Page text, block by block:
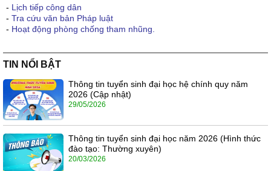
- Lịch tiếp công dân
- Tra cứu văn bản Pháp luật
- Hoạt động phòng chống tham nhũng.
TIN NỔI BẬT
Thông tin tuyển sinh đại học hệ chính quy năm
2026 (Cập nhật)
29/05/2026
Thông tin tuyển sinh đại học năm 2026 (Hình thức
đào tạo: Thường xuyên)
20/03/2026